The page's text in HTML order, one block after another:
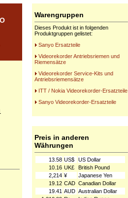
Warengruppen
Dieses Produkt ist in folgenden
Produktgruppen gelistet:
Sanyo Ersatzteile
Videorekorder Antriebsriemen und
Riemensätze
Videorekorder Service-Kits und
Antriebsriemensätze
ITT / Nokia Videorekorder-Ersatzteile
Sanyo Videorekorder-Ersatzteile
Preis in anderen
Währungen
13.58 US$
US Dollar
10.16 UK£
British Pound
2,214 ¥
Japanese Yen
19.12 CAD Canadian Dollar
19.41 AUD Australian Dollar